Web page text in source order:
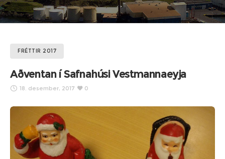
FRÉTTIR 2017
Aðventan í Safnahúsi Vestmannaeyja
18. desember, 2017 0